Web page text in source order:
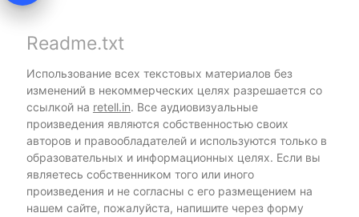
Readme.txt
Использование всех текстовых материалов без
изменений в некоммерческих целях разрешается со
ссылкой на retell.in. Все аудиовизуальные
произведения являются собственностью своих
авторов и правообладателей и используются только в
образовательных и информационных целях. Если вы
являетесь собственником того или иного
произведения и не согласны с его размещением на
нашем сайте, пожалуйста, напишите через форму